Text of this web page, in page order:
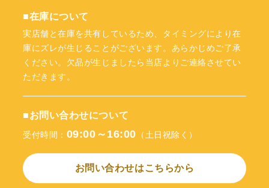
■在庫について
実店舗と在庫を共有しているため、タイミングにより在
庫にズレが生じることがございます。あらかじめご了承
ください。欠品が生じましたら当店よりご連絡させてい
ただきます。
■お問い合わせについて
受付時間： 09:00～16:00 （土日祝除く）
お問い合わせはこちらから